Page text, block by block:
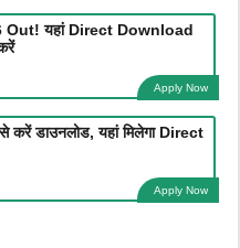
यहां Direct Download
Apply Now
डाउनलोड, यहां मिलेगा Direct
Apply Now